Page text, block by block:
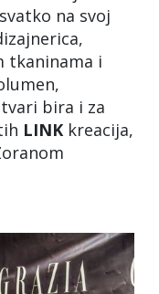
na svoj
tkaninama i
bira i za
LINK kreacija,